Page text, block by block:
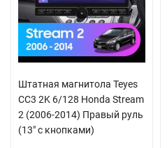
Штатная магнитола Teyes
CC3 2K 6/128 Honda Stream
2 (2006-2014) Правый руль
(13" с кнопками)